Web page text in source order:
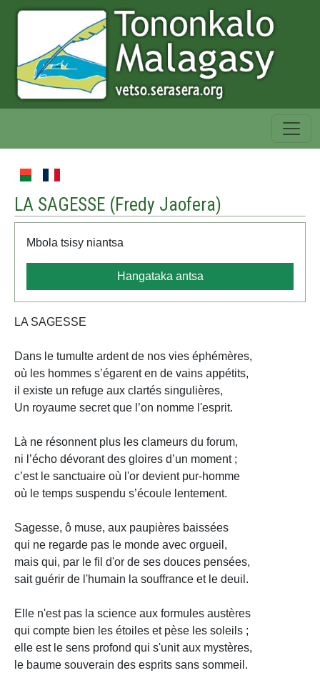
LA SAGESSE (Fredy Jaofera)
Mbola tsisy niantsa
Hangataka antsa
LA SAGESSE
Dans le tumulte ardent de nos vies éphémères,
où les hommes s’égarent en de vains appétits,
il existe un refuge aux clartés singulières,
Un royaume secret que l’on nomme l'esprit.
Là ne résonnent plus les clameurs du forum,
ni l’écho dévorant des gloires d’un moment ;
c’est le sanctuaire où l'or devient pur-homme
où le temps suspendu s’écoule lentement.
Sagesse, ô muse, aux paupières baissées
qui ne regarde pas le monde avec orgueil,
mais qui, par le fil d'or de ses douces pensées,
sait guérir de l'humain la souffrance et le deuil.
Elle n'est pas la science aux formules austères
qui compte bien les étoiles et pèse les soleils ;
elle est le sens profond qui s'unit aux mystères,
le baume souverain des esprits sans sommeil.